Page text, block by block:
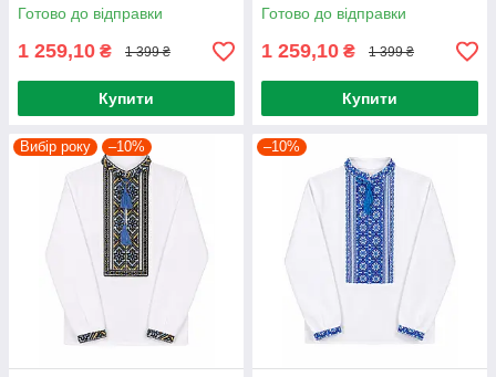
Готово до відправки
1 259,10 ₴ 1 399 ₴
Купити
Готово до відправки
1 259,10 ₴ 1 399 ₴
Купити
Вибір року –10% –10%